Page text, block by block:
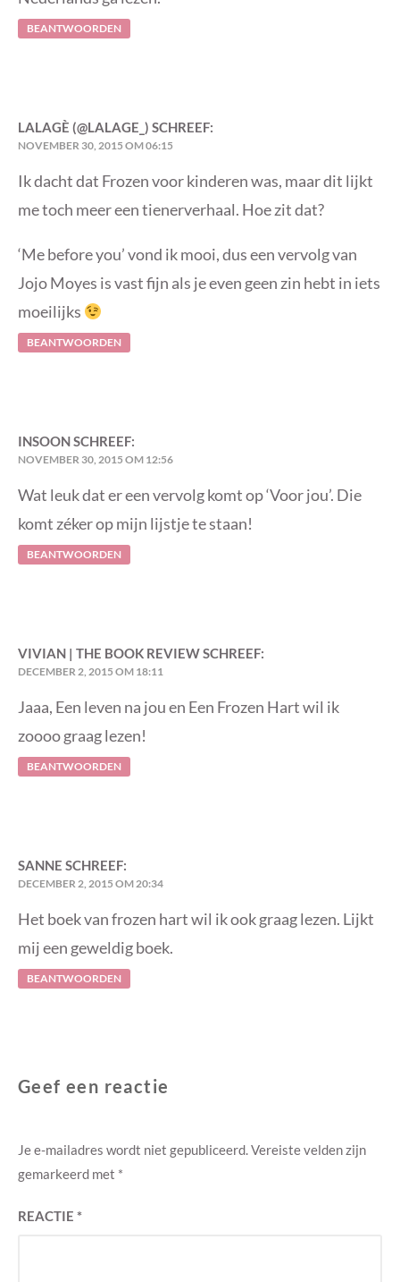
BEANTWOORDEN
LALAGÈ (@LALAGE_) SCHREEF:
NOVEMBER 30, 2015 OM 06:15
Ik dacht dat Frozen voor kinderen was, maar dit lijkt
me toch meer een tienerverhaal. Hoe zit dat?
‘Me before you’ vond ik mooi, dus een vervolg van
Jojo Moyes is vast fijn als je even geen zin hebt in iets
moeilijks
BEANTWOORDEN
INSOONSCHREEF:
NOVEMBER 30, 2015 OM 12:56
Wat leuk dat er een vervolg komt op ‘Voor jou’. Die
komt zéker op mijn lijstje te staan!
BEANTWOORDEN
VIVIAN | THE BOOK REVIEWSCHREEF:
DECEMBER 2, 2015 OM 18:11
Jaaa, Een leven na jou en Een Frozen Hart wil ik
zoooo graag lezen!
BEANTWOORDEN
SANNE SCHREEF:
DECEMBER 2, 2015 OM 20:34
Het boek van frozen hart wil ik ook graag lezen. Lijkt
mij een geweldig boek.
BEANTWOORDEN
Geef een reactie
Je e-mailadres wordt niet gepubliceerd.Vereiste velden zijn
gemarkeerd met *
REACTIE *